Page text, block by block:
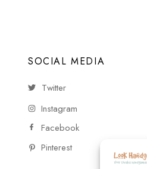
SOCIAL MEDIA
Twitter
Instagram
Facebook
Pinterest